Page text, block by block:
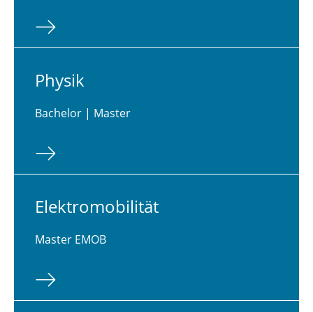
Physik
Bachelor | Master
Elek­tro­mo­bi­li­tät
Master EMOB